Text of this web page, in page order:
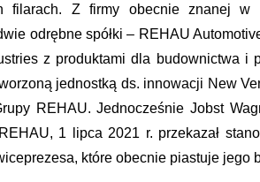
filarach. Z firmy obecnie znanej
odrębne spółki – REHAU
z produktami dla budownictwa i
jednostką ds. innowacji New
REHAU. Jednocześnie Jobst
1 lipca 2021 r. przekazał
które obecnie piastuje jego